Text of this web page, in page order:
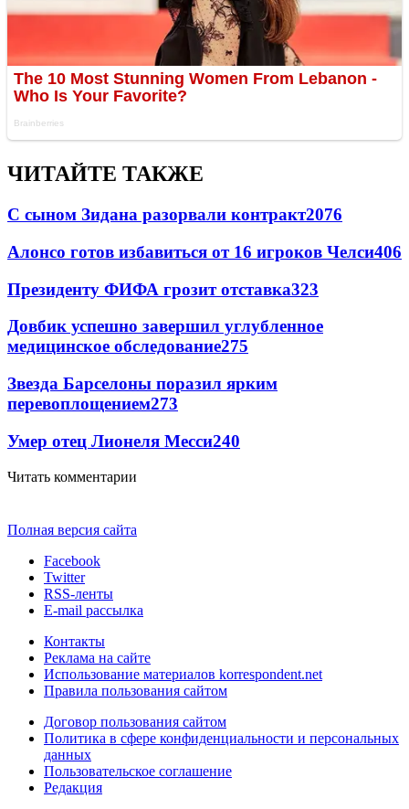
ЧИТАЙТЕ ТАКЖЕ
С сыном Зидана разорвали контракт2076
Алонсо готов избавиться от 16 игроков Челси406
Президенту ФИФА грозит отставка323
Довбик успешно завершил углубленное
медицинское обследование275
Звезда Барселоны поразил ярким
перевоплощением273
Умер отец Лионеля Месси240
Читать комментарии
Полная версия сайта
Facebook
Twitter
RSS-ленты
E-mail рассылка
Контакты
Реклама на сайте
Использование материалов korrespondent.net
Правила пользования сайтом
Договор пользования сайтом
Политика в сфере конфиденциальности и персональных
данных
Пользовательское соглашение
Редакция